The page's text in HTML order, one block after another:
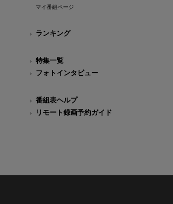
マイ番組ページ
ランキング
特集一覧
フォトインタビュー
番組表ヘルプ
リモート録画予約ガイド